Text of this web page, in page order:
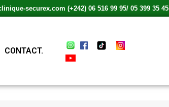
securex.com (+242) 06 516 99 95/ 05 399 35 45
CONTACT.